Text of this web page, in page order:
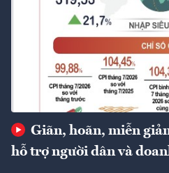
Giãn, hoãn, miễn
hỗ trợ người dân và